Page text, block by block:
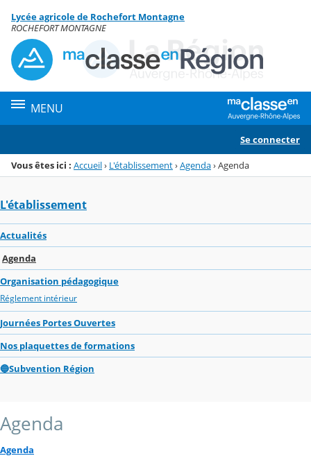
Menu de la rubrique
Contenu
Lycée agricole de Rochefort Montagne
ROCHEFORT MONTAGNE
MENU
Se connecter
Vous êtes ici : Accueil› L'établissement›Agenda›Agenda
L'établissement
Actualités
Agenda
Organisation pédagogique
Réglement intérieur
Journées Portes Ouvertes
Nos plaquettes de formations
🔵Subvention Région
Agenda
Agenda